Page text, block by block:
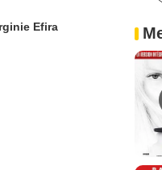
Efira